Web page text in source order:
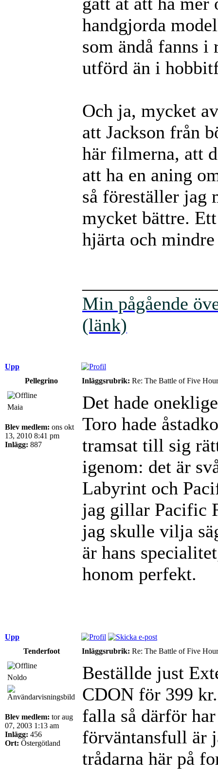
handgjorda
som ändå fanns
utförd än i
Och ja, mycket
att Jackson från
här filmerna, att
att ha en aning
så föreställer jag
mycket bättre.
hjärta och
Min pågående
(länk)
Upp
Pellegrino
Inläggsrubrik: Re: The Battle of Five
Maia
Blev medlem: ons okt
13, 2010 8:41 pm
Inlägg: 887
Det hade
Toro hade
tramsat till sig
igenom: det är
Labyrint och
jag gillar Pacific
jag skulle vilja
är hans
honom perfekt.
Upp
Tenderfoot
Inläggsrubrik: Re: The Battle of Five
Noldo
Blev medlem: tor aug
07, 2003 1:13 am
Inlägg: 456
Ort: Östergötland
Beställde just
CDON för 399
falla så därför
förväntansfull är
trådarna här på